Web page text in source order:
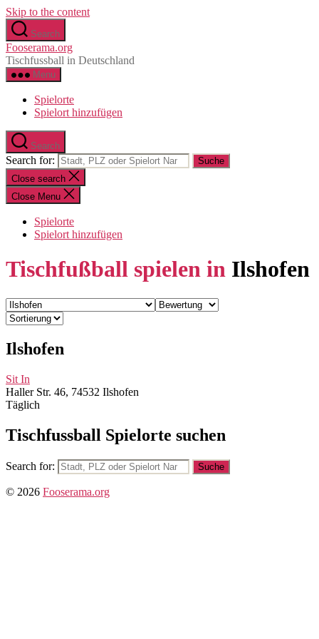
Skip to the content
Search
Fooserama.org
Tischfussball in Deutschland
Menu
Spielorte
Spielort hinzufügen
Search
Search for:
Close search
Close Menu
Spielorte
Spielort hinzufügen
Tischfußball spielen in Ilshofen
Ilshofen
Sit In
Haller Str. 46, 74532 Ilshofen
Täglich
Tischfussball Spielorte suchen
Search for:
© 2026 Fooserama.org